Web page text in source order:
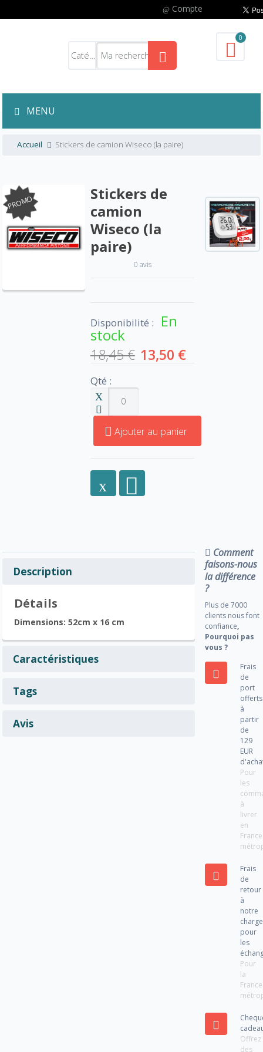
Compte
0
MENU
Accueil Stickers de camion Wiseco (la paire)
PROMO
Stickers de
camion
Wiseco (la
paire)
0 avis
Disponibilité : En
stock
18,45 € 13,50 €
Qté :
Ajouter au panier
Description
Détails
Dimensions: 52cm x 16 cm
Caractéristiques
Tags
Avis
Comment
faisons-nous
la différence
?
Plus de 7000
clients nous font
confiance,
Pourquoi pas
vous ?
Frais
de
port
offerts
à
partir
de
129
EUR
Pour
les
à
livrer
en
France
Frais
de
retour
à
notre
charge
pour
les
Pour
la
France
Offrez
des